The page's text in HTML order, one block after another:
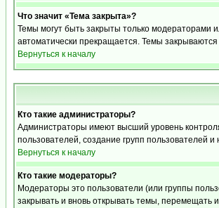
Что значит «Тема закрыта»?
Темы могут быть закрыты только модераторами
автоматически прекращается. Темы
Вернуться к началу
Кто такие администраторы?
Администраторы имеют высший уровень
пользователей, создание групп пользователей
Вернуться к началу
Кто такие модераторы?
Модераторы это пользователи (или группы
закрывать и вновь открывать темы, перемещать